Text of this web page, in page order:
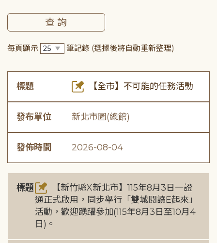
每頁顯示 筆記錄 (選擇後將自動重新整理)
標題 【全市】不可能的任務活動
發布單位 新北市圖(總館)
發佈時間 2026-08-04
標題
【新竹縣X新北市】115年8月3日一證
通正式啟用，同步舉行「雙城閱讀E起來」
活動，歡迎踴躍參加(115年8月3日至10月4
日)。